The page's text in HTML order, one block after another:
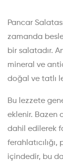
Pancar
zamanda
bir salatadır.
mineral ve
doğal ve tatlı
Bu lezzete
eklenir. Bazen
dahil edilerek
içindedir, bu